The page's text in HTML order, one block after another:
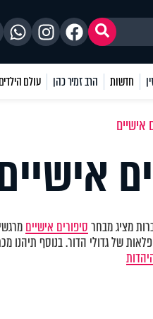
חדשות הרב זמיר כהן עולם הילדים
אישיים
מציג מבחרסיפורים אישיים
של גדולי הדור. בנוסף תיהנו